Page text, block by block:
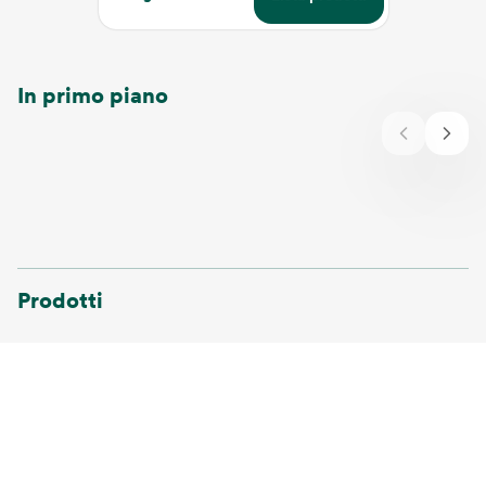
In primo piano
Prodotti